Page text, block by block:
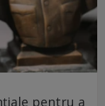
pentru a